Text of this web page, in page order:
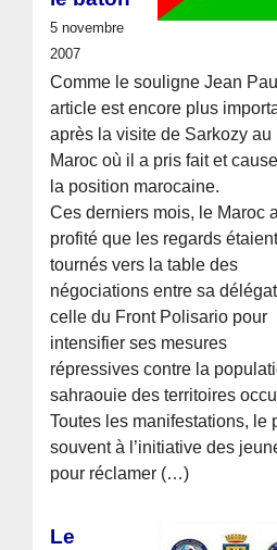
5 novembre
2007
Comme le souligne Jean
article est encore plus
après la visite de Sarkozy au
Maroc où il a pris fait et
la position marocaine.
Ces derniers mois, le Maroc a
profité que les regards
tournés vers la table des
négociations entre sa
celle du Front Polisario pour
intensifier ses mesures
répressives contre la
sahraouie des territoires
Toutes les manifestations, le
souvent à l’initiative des
pour réclamer (…)
Le